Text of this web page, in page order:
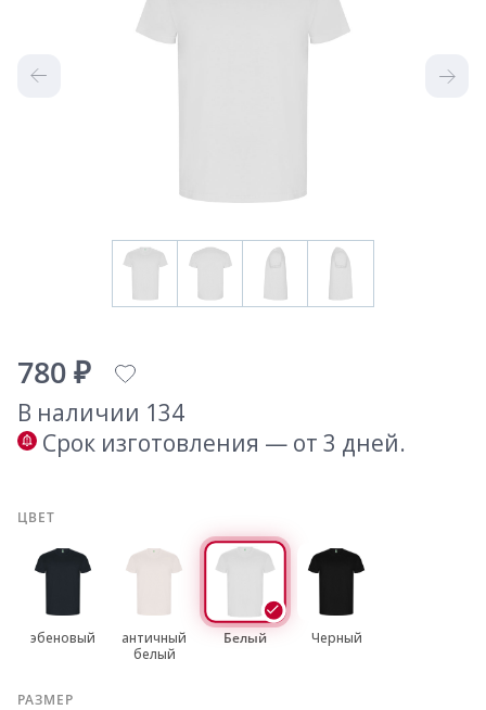
780 ₽
В наличии 134
Срок изготовления — от 3 дней.
ЦВЕТ
эбеновый
античный
белый
Белый Черный
РАЗМЕР